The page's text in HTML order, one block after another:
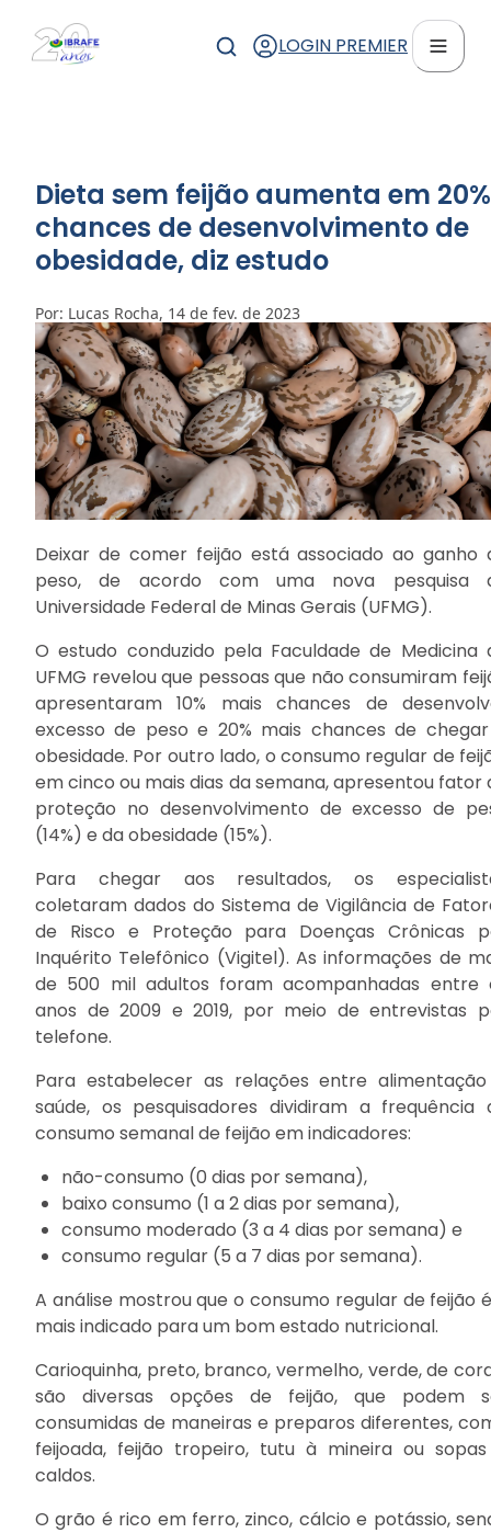
LOGIN PREMIER
Dieta sem feijão aumenta em 20%
chances de desenvolvimento de
obesidade, diz estudo
Por: Lucas Rocha, 14 de fev. de 2023
Deixar de comer feijão está associado ao ganho
peso, de acordo com uma nova pesquisa
Universidade Federal de Minas Gerais (UFMG).
O estudo conduzido pela Faculdade de Medicina
UFMG revelou que pessoas que não consumiram
apresentaram 10% mais chances de
excesso de peso e 20% mais chances de
obesidade. Por outro lado, o consumo regular de
em cinco ou mais dias da semana, apresentou fator
proteção no desenvolvimento de excesso de
(14%) e da obesidade (15%).
Para chegar aos resultados, os
coletaram dados do Sistema de Vigilância de
de Risco e Proteção para Doenças Crônicas
Inquérito Telefônico (Vigitel). As informações de
de 500 mil adultos foram acompanhadas entre
anos de 2009 e 2019, por meio de entrevistas
telefone.
Para estabelecer as relações entre
saúde, os pesquisadores dividiram a frequência
consumo semanal de feijão em indicadores:
não-consumo (0 dias por semana),
baixo consumo (1 a 2 dias por semana),
consumo moderado (3 a 4 dias por semana) e
consumo regular (5 a 7 dias por semana).
A análise mostrou que o consumo regular de feijão
mais indicado para um bom estado nutricional.
Carioquinha, preto, branco, vermelho, verde, de
são diversas opções de feijão, que podem
consumidas de maneiras e preparos diferentes,
feijoada, feijão tropeiro, tutu à mineira ou
caldos.
O grão é rico em ferro, zinco, cálcio e potássio,